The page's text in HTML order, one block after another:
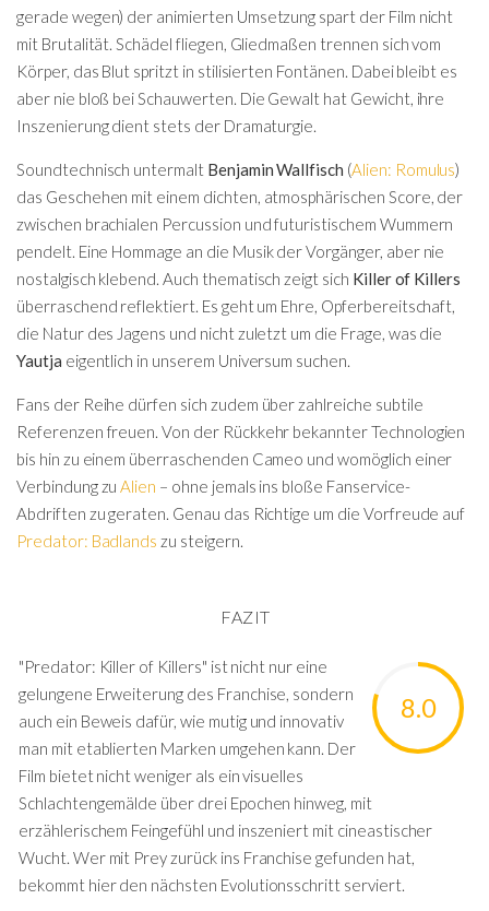
gerade wegen) der animierten Umsetzung spart der Film nicht
mit Brutalität. Schädel fliegen, Gliedmaßen trennen sich vom
Körper, das Blut spritzt in stilisierten Fontänen. Dabei bleibt es
aber nie bloß bei Schauwerten. Die Gewalt hat Gewicht, ihre
Inszenierung dient stets der Dramaturgie.
Soundtechnisch untermalt Benjamin Wallfisch (Alien: Romulus)
das Geschehen mit einem dichten, atmosphärischen Score, der
zwischen brachialen Percussion und futuristischem Wummern
pendelt. Eine Hommage an die Musik der Vorgänger, aber nie
nostalgisch klebend. Auch thematisch zeigt sich Killer of Killers
überraschend reflektiert. Es geht um Ehre, Opferbereitschaft,
die Natur des Jagens und nicht zuletzt um die Frage, was die
Yautja eigentlich in unserem Universum suchen.
Fans der Reihe dürfen sich zudem über zahlreiche subtile
Referenzen freuen. Von der Rückkehr bekannter Technologien
bis hin zu einem überraschenden Cameo und womöglich einer
Verbindung zu Alien – ohne jemals ins bloße Fanservice-
Abdriften zu geraten. Genau das Richtige um die Vorfreude auf
Predator: Badlands zu steigern.
FAZIT
8.0
"Predator: Killer of Killers" ist nicht nur eine
gelungene Erweiterung des Franchise, sondern
auch ein Beweis dafür, wie mutig und innovativ
man mit etablierten Marken umgehen kann. Der
Film bietet nicht weniger als ein visuelles
Schlachtengemälde über drei Epochen hinweg, mit
erzählerischem Feingefühl und inszeniert mit cineastischer
Wucht. Wer mit Prey zurück ins Franchise gefunden hat,
bekommt hier den nächsten Evolutionsschritt serviert.